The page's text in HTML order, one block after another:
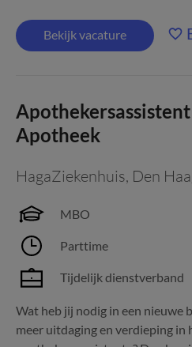
Bekijk vacature
Apotheek
HagaZiekenhuis, Den
MBO
Parttime
Tijdelijk dienstverband
Wat heb jij nodig in een nieuwe
meer uitdaging en verdieping in